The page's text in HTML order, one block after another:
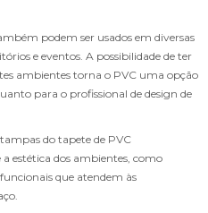
podem ser usados em diversas
e eventos. A possibilidade de ter
ambientes torna o PVC uma opção
para o profissional de design de
do tapete de PVC
estética dos ambientes, como
que atendem às